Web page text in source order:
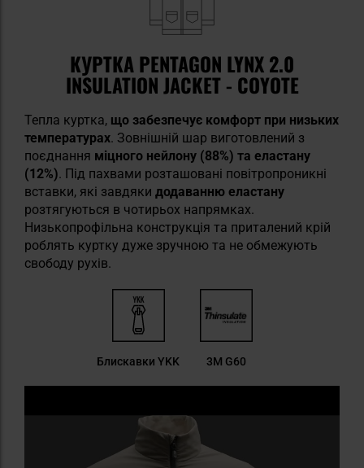
КУРТКА PENTAGON LYNX 2.0
INSULATION JACKET - COYOTE
Тепла куртка, що забезпечує комфорт при низьких
температурах. Зовнішній шар виготовлений з
поєднання міцного нейлону (88%) та еластану
(12%). Під пахвами розташовані повітропроникні
вставки, які завдяки додаванню еластану
розтягуються в чотирьох напрямках.
Низькопрофільна конструкція та приталений крій
роблять куртку дуже зручною та не обмежують
свободу рухів.
Блискавки YKK 3M G60